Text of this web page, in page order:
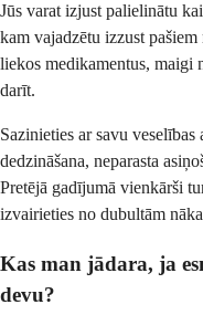
Jūs varat izjust palielinātu
kam vajadzētu izzust
liekos medikamentus, maigi
darīt.
Sazinieties ar savu
dedzināšana, neparasta
Pretējā gadījumā vienkārši
izvairieties no dubultām
Kas man jādara, ja
devu?